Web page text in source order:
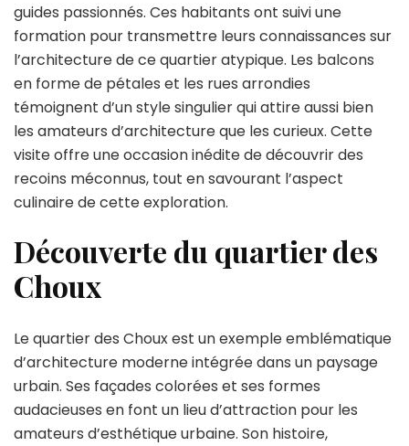
:
une
exploration
guides passionnés. Ces habitants ont suivi une
formation pour transmettre leurs connaissances sur
l’architecture de ce quartier atypique. Les balcons
en forme de pétales et les rues arrondies
témoignent d’un style singulier qui attire aussi bien
les amateurs d’architecture que les curieux. Cette
visite offre une occasion inédite de découvrir des
recoins méconnus, tout en savourant l’aspect
culinaire de cette exploration.
Découverte du quartier des
Choux
Le quartier des Choux est un exemple emblématique
d’architecture moderne intégrée dans un paysage
urbain. Ses façades colorées et ses formes
audacieuses en font un lieu d’attraction pour les
amateurs d’esthétique urbaine. Son histoire,